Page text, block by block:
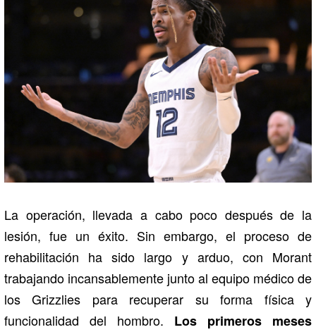
La operación, llevada a cabo poco después de la
lesión, fue un éxito. Sin embargo, el proceso de
rehabilitación ha sido largo y arduo, con Morant
trabajando incansablemente junto al equipo médico de
los Grizzlies para recuperar su forma física y
funcionalidad del hombro. Los primeros meses